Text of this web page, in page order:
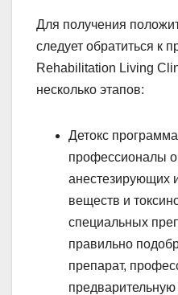
Для получения
следует обратиться к
Rehabilitation Living
несколько этапов:
Детокс
профессионалы
анестезирующих
веществ и
специальных
правильно
препарат,
предварительную